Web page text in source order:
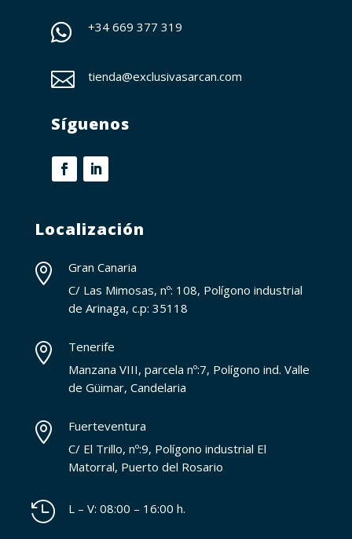
 +34 669 377 319
 tienda@exclusivasarcan.com
Síguenos
Localización

Gran Canaria
C/ Las Mimosas, nº: 108, Polígono industrial
de Arinaga, c.p: 35118

Tenerife
Manzana VIII, parcela nº:7, Polígono ind. Valle
de Güimar, Candelaria

Fuerteventura
C/ El Trillo, nº:9, Polígono industrial El
Matorral, Puerto del Rosario
 L – V: 08:00 – 16:00 h.